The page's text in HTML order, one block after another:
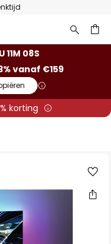
11M 08S
vanaf €159
korting